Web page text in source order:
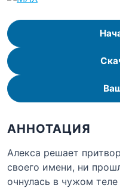
АННОТАЦИЯ
Алекса решает
своего имени, ни
очнулась в чужом